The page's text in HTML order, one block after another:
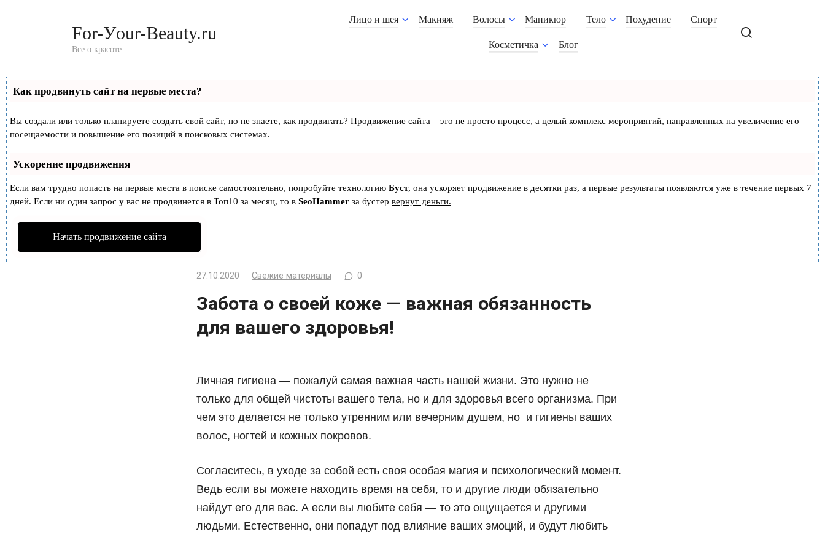
For-Уour-Beauty.ru
Все о красоте
Лицо и шея Макияж Волосы Маникюр Тело Похудение Спорт
Косметичка Блог
Как продвинуть сайт на первые места?
Вы создали или только планируете создать свой сайт, но не знаете, как продвигать? Продвижение сайта – это не просто процесс, а целый комплекс мероприятий, направленных на увеличение его
посещаемости и повышение его позиций в поисковых системах.
Ускорение продвижения
Если вам трудно попасть на первые места в поиске самостоятельно, попробуйте технологию Буст, она ускоряет продвижение в десятки раз, а первые результаты появляются уже в течение первых 7
дней. Если ни один запрос у вас не продвинется в Топ10 за месяц, то в SeoHammer за бустер вернут деньги.
Начать продвижение сайта
27.10.2020 Свежие материалы 0
Забота о своей коже — важная обязанность
для вашего здоровья!
Личная гигиена — пожалуй самая важная часть нашей жизни. Это нужно не
только для общей чистоты вашего тела, но и для здоровья всего организма. При
чем это делается не только утренним или вечерним душем, но и гигиены ваших
волос, ногтей и кожных покровов.
Согласитесь, в уходе за собой есть своя особая магия и психологический момент.
Ведь если вы можете находить время на себя, то и другие люди обязательно
найдут его для вас. А если вы любите себя — то это ощущается и другими
людьми. Естественно, они попадут под влияние ваших эмоций, и будут любить